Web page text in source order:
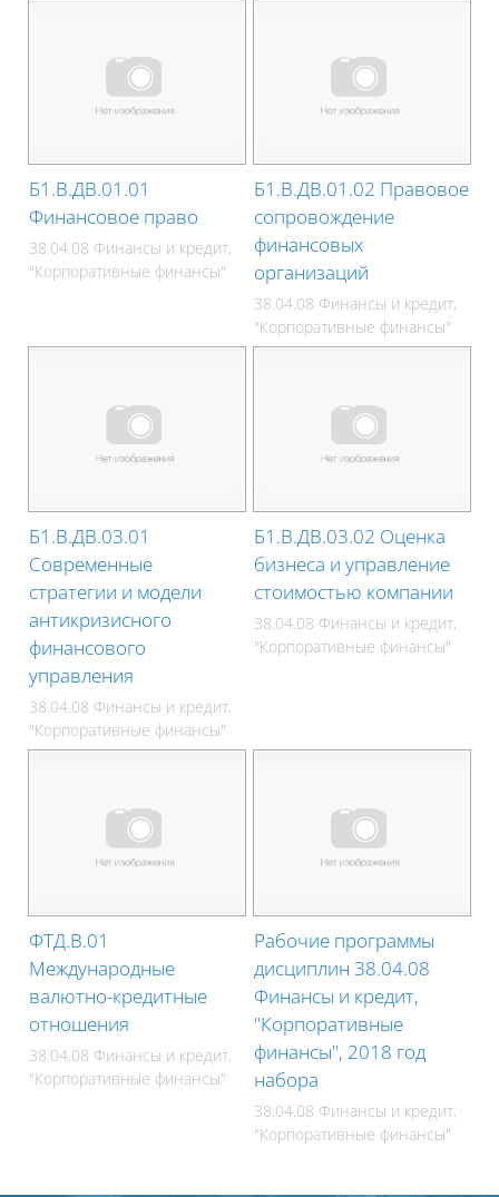
Б1.В.ДВ.01.01
Финансовое право
38.04.08 Финансы и кредит,
"Корпоративные финансы"
Б1.В.ДВ.01.02 Правовое
сопровождение
финансовых
организаций
38.04.08 Финансы и кредит,
"Корпоративные финансы"
Б1.В.ДВ.03.01
Современные
стратегии и модели
антикризисного
финансового
управления
38.04.08 Финансы и кредит,
"Корпоративные финансы"
Б1.В.ДВ.03.02 Оценка
бизнеса и управление
стоимостью компании
38.04.08 Финансы и кредит,
"Корпоративные финансы"
ФТД.В.01
Международные
валютно-кредитные
отношения
38.04.08 Финансы и кредит,
"Корпоративные финансы"
Рабочие программы
дисциплин 38.04.08
Финансы и кредит,
"Корпоративные
финансы", 2018 год
набора
38.04.08 Финансы и кредит,
"Корпоративные финансы"